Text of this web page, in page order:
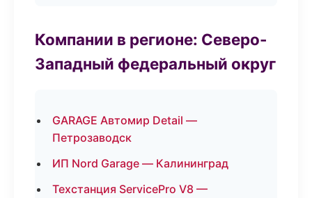
Компании в регионе: Северо-
Западный федеральный округ
GARAGE Автомир Detail —
Петрозаводск
ИП Nord Garage — Калининград
Техстанция ServicePro V8 —